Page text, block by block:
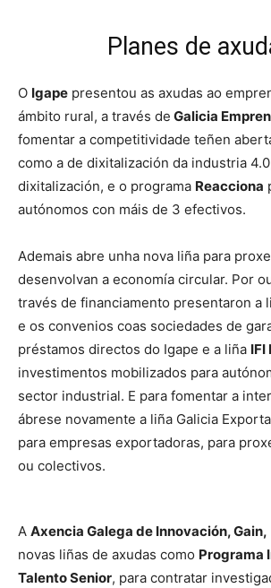
Planes de
O Igape presentou as axudas ao
ámbito rural, a través de Galicia
fomentar a competitividade teñen
como a de dixitalización da industria
dixitalización, e o programa Reacciona
autónomos con máis de 3 efectivos.
Ademais abre unha nova liña para
desenvolvan a economía circular. Por
través de financiamento presentaron a
e os convenios coas sociedades de
préstamos directos do Igape e a liña IFI
investimentos mobilizados para
sector industrial. E para fomentar a
ábrese novamente a liña Galicia
para empresas exportadoras, para
ou colectivos.
A Axencia Galega de Innovación, Gain,
novas liñas de axudas como Programa
Talento Senior, para contratar